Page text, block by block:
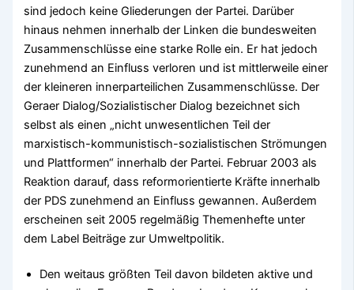
sind jedoch keine Gliederungen der Partei. Darüber
hinaus nehmen innerhalb der Linken die bundesweiten
Zusammenschlüsse eine starke Rolle ein. Er hat jedoch
zunehmend an Einfluss verloren und ist mittlerweile einer
der kleineren innerparteilichen Zusammenschlüsse. Der
Geraer Dialog/Sozialistischer Dialog bezeichnet sich
selbst als einen „nicht unwesentlichen Teil der
marxistisch-kommunistisch-sozialistischen Strömungen
und Plattformen“ innerhalb der Partei. Februar 2003 als
Reaktion darauf, dass reformorientierte Kräfte innerhalb
der PDS zunehmend an Einfluss gewannen. Außerdem
erscheinen seit 2005 regelmäßig Themenhefte unter
dem Label Beiträge zur Umweltpolitik.
Den weitaus größten Teil davon bildeten aktive und